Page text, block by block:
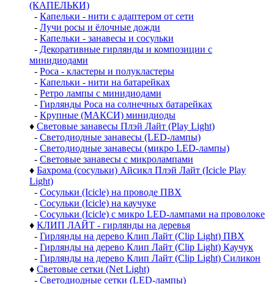
(КАПЕЛЬКИ)
- Капельки - нити с адаптером от сети
- Лучи росы и ёлочные дожди
- Капельки - занавесы и сосульки
- Декоративные гирлянды и композиции с
минидиодами
- Роса - кластеры и полукластеры
- Капельки - нити на батарейках
- Ретро лампы с минидиодами
- Гирлянды Роса на солнечных батарейках
- Крупные (МАКСИ) минидиоды
♦ Световые занавесы Плэй Лайт (Play Light)
- Светодиодные занавесы (LED-лампы)
- Светодиодные занавесы (микро LED-лампы)
- Световые занавесы с микролампами
♦ Бахрома (сосульки) Айсикл Плэй Лайт (Icicle Play
Light)
- Сосульки (Icicle) на проводе ПВХ
- Сосульки (Icicle) на каучуке
- Сосульки (Icicle) с микро LED-лампами на проволоке
♦ КЛИП ЛАЙТ - гирлянды на деревья
- Гирлянды на дерево Клип Лайт (Clip Light) ПВХ
- Гирлянды на дерево Клип Лайт (Clip Light) Каучук
- Гирлянды на дерево Клип Лайт (Clip Light) Силикон
♦ Световые сетки (Net Light)
- Светодиодные сетки (LED-лампы)